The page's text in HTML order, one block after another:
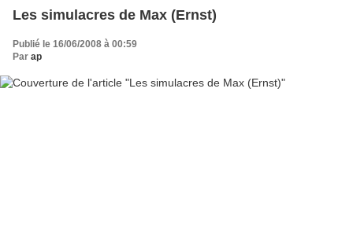
Les simulacres de Max (Ernst)
Publié le 16/06/2008 à 00:59
Par ap